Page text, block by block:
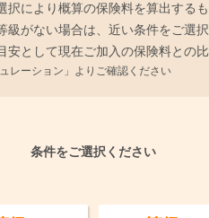
択により概算の保険料を算出する
級がない場合は、近い条件をご選
安として現在ご加入の保険料との
レーション」よりご確認ください
条件をご選択ください